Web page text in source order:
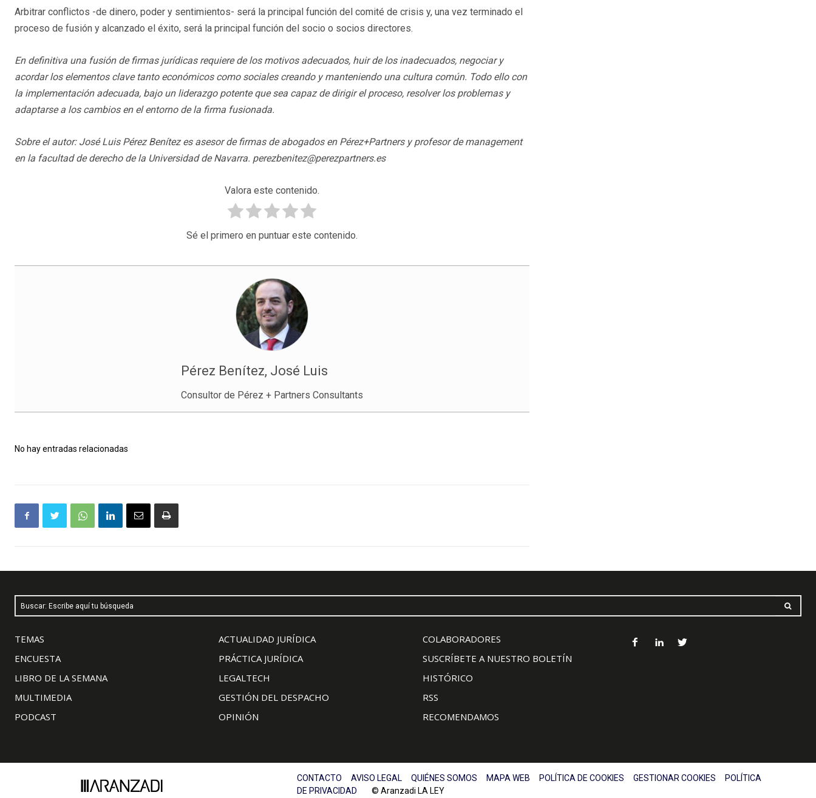
Arbitrar conflictos -de dinero, poder y sentimientos- será la principal función del comité de crisis y, una vez terminado el
proceso de fusión y alcanzado el éxito, será la principal función del socio o socios directores.
En definitiva una fusión de firmas jurídicas requiere de los motivos adecuados, huir de los inadecuados, negociar y
acordar los elementos clave tanto económicos como sociales creando y manteniendo una cultura común. Todo ello con
la implementación adecuada, bajo un liderazgo potente que sea capaz de dirigir el proceso, resolver los problemas y
adaptarse a los cambios en el entorno de la firma fusionada.
Sobre el autor: José Luis Pérez Benítez es asesor de firmas de abogados en Pérez+Partners y profesor de management
en la facultad de derecho de la Universidad de Navarra. perezbenitez@perezpartners.es
Valora este contenido.
Sé el primero en puntuar este contenido.
Pérez Benítez, José Luis
Consultor de Pérez + Partners Consultants
No hay entradas relacionadas
Buscar: Escribe aquí tu búsqueda
TEMAS
ENCUESTA
LIBRO DE LA SEMANA
MULTIMEDIA
PODCAST
ACTUALIDAD JURÍDICA
PRÁCTICA JURÍDICA
LEGALTECH
GESTIÓN DEL DESPACHO
OPINIÓN
COLABORADORES
SUSCRÍBETE A NUESTRO BOLETÍN
HISTÓRICO
RSS
RECOMENDAMOS
CONTACTO AVISO LEGAL QUIÉNES SOMOS MAPA WEB POLÍTICA DE COOKIES GESTIONAR COOKIES
POLÍTICA
DE PRIVACIDAD © Aranzadi LA LEY